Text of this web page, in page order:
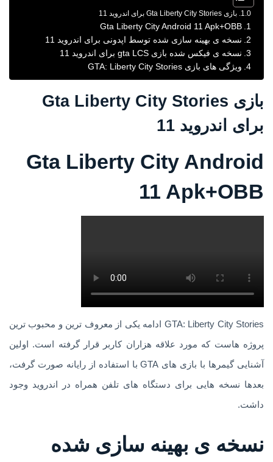
بازی Gta Liberty City Stories برای اندروید 11
Gta Liberty City Android 11 Apk+OBB
نسخه ی بهینه سازی شده توسط اپدونی برای اندروید 11
نسخه ی فیکس شده بازی gta LCS برای اندروید 11
ویژگی های بازی GTA: Liberty City Stories
بازی Gta Liberty City Stories
برای اندروید 11
Gta Liberty City Android
11 Apk+OBB
GTA: Liberty City Stories ادامه یکی از معروف ترین و محبوب ترین
پروژه هاست که مورد علاقه هزاران کاربر قرار گرفته است. اولین
آشنایی گیمرها با بازی های GTA با استفاده از رایانه صورت گرفت،
بعدها نسخه هایی برای دستگاه های تلفن همراه در اندروید وجود
داشت.
نسخه ی بهینه سازی شده